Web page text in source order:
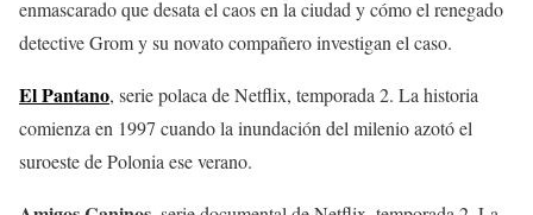
enmascarado que desata el caos en la ciudad y cómo el renegado
detective Grom y su novato compañero investigan el caso.
El Pantano, serie polaca de Netflix, temporada 2. La historia
comienza en 1997 cuando la inundación del milenio azotó el
suroeste de Polonia ese verano.